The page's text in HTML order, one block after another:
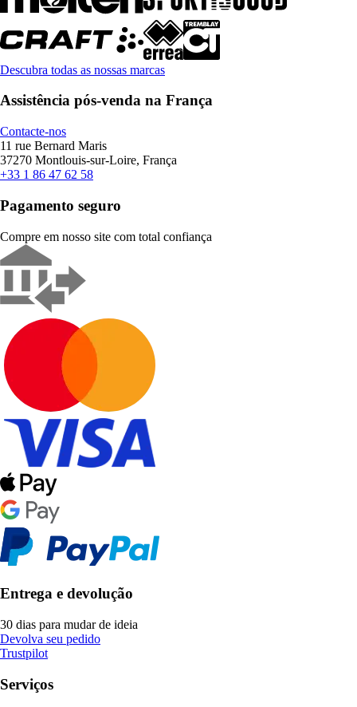
Descubra todas as nossas marcas
Assistência pós-venda na França
Contacte-nos
11 rue Bernard Maris
37270 Montlouis-sur-Loire, França
+33 1 86 47 62 58
Pagamento seguro
Compre em nosso site com total confiança
Entrega e devolução
30 dias para mudar de ideia
Devolva seu pedido
Trustpilot
Serviços